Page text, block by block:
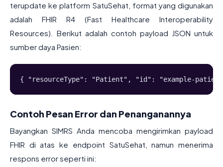
terupdate ke platform SatuSehat, format yang digunakan
adalah FHIR R4 (Fast Healthcare Interoperability
Resources). Berikut adalah contoh payload JSON untuk
sumber daya Pasien:
{ "resourceType": "Patient", "id": "example-
Contoh Pesan Error dan Penanganannya
Bayangkan SIMRS Anda mencoba mengirimkan payload
FHIR di atas ke endpoint SatuSehat, namun menerima
respons error seperti ini: